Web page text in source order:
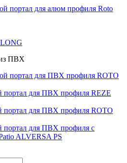
портал для алюм профиля Roto
ПВХ
портал для ПВХ профиля ROTO
портал для ПВХ профиля REZE
портал для ПВХ профиля ROTO
портал для ПВХ профиля с
ALVERSA PS